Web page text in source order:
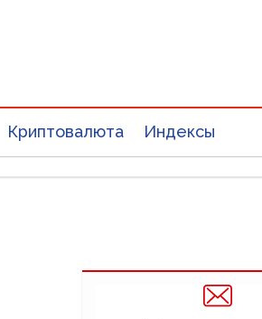
Криптовалюта Индексы